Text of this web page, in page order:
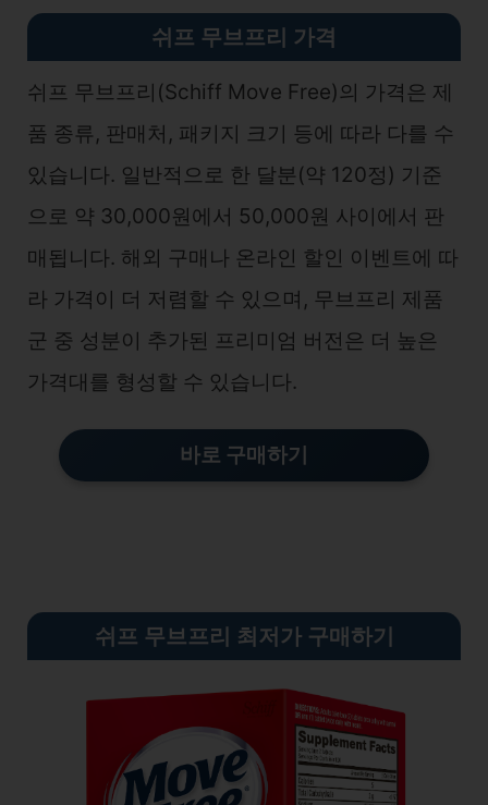
쉬프 무브프리 가격
쉬프 무브프리(Schiff Move Free)의 가격은 제
품 종류, 판매처, 패키지 크기 등에 따라 다를 수
있습니다. 일반적으로 한 달분(약 120정) 기준
으로 약 30,000원에서 50,000원 사이에서 판
매됩니다. 해외 구매나 온라인 할인 이벤트에 따
라 가격이 더 저렴할 수 있으며, 무브프리 제품
군 중 성분이 추가된 프리미엄 버전은 더 높은
가격대를 형성할 수 있습니다.
바로 구매하기
쉬프 무브프리 최저가 구매하기